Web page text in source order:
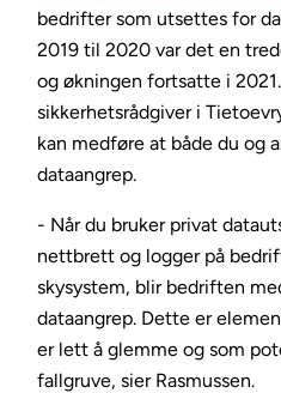
bedrifter som utsettes for
2019 til 2020 var det en
og økningen fortsatte i
sikkerhetsrådgiver i
kan medføre at både du og
dataangrep.
- Når du bruker privat
nettbrett og logger på
skysystem, blir bedriften
dataangrep. Dette er
er lett å glemme og som
fallgruve, sier Rasmussen.